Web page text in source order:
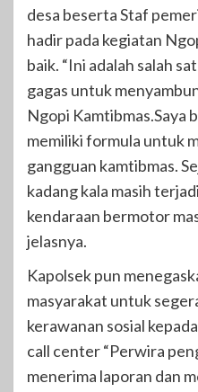
desa beserta Staf
hadir pada kegiatan
baik. “Ini adalah salah
gagas untuk
Ngopi Kamtibmas.Saya
memiliki formula untuk
gangguan kamtibmas.
kadang kala masih
kendaraan bermotor
jelasnya.
Kapolsek pun
masyarakat untuk
kerawanan sosial
call center “Perwira
menerima laporan dan